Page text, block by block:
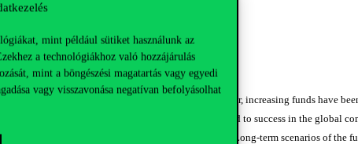
mint például sütiket használunk az
a technológiákhoz való hozzájárulás
mint a böngészési magatartás vagy egyedi
vagy visszavonása negatívan befolyásolhat
of Higher Education
of the current banking and currency crisis. Rather, increasing funds have
growing need of research in a knowledge society and to success in the global
purse for other tasks, notably the aging society. Long-term scenarios of the